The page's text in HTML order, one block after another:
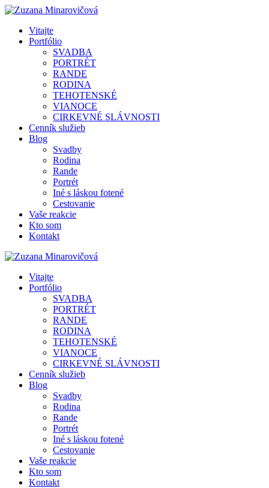
Vitajte
Portfólio
SVADBA
PORTRÉT
RANDE
RODINA
TEHOTENSKÉ
VIANOCE
CIRKEVNÉ SLÁVNOSTI
Cenník služieb
Blog
Svadby
Rodina
Rande
Portrét
Iné s láskou fotené
Cestovanie
Vaše reakcie
Kto som
Kontakt
Vitajte
Portfólio
SVADBA
PORTRÉT
RANDE
RODINA
TEHOTENSKÉ
VIANOCE
CIRKEVNÉ SLÁVNOSTI
Cenník služieb
Blog
Svadby
Rodina
Rande
Portrét
Iné s láskou fotené
Cestovanie
Vaše reakcie
Kto som
Kontakt